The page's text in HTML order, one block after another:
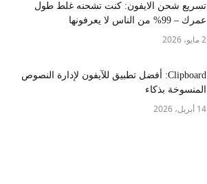
تسريع شحن الايفون: كنت تشحنه غلط طول
عمرك – 99% من الناس لا يعرفونها
2 مايو، 2026
Clipboard: أفضل تطبيق للآيفون لإدارة النصوص
المنسوخة بذكاء
14 أبريل، 2026